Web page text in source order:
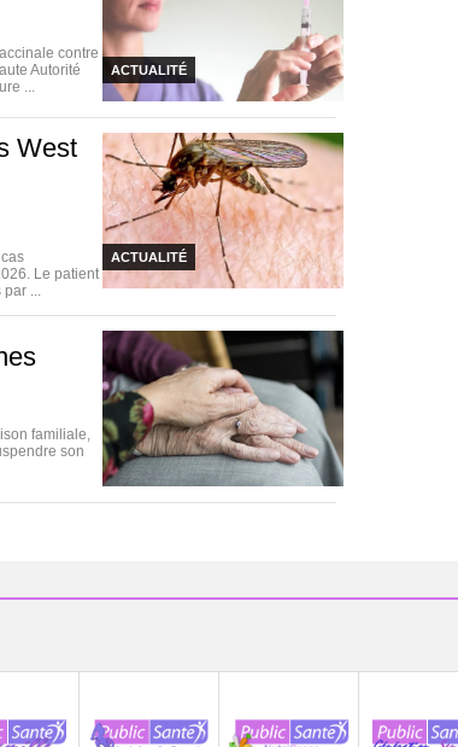
ACTUALITÉ
contre
Autorité
...
West
ACTUALITÉ
Le patient
par ...
familiale,
son